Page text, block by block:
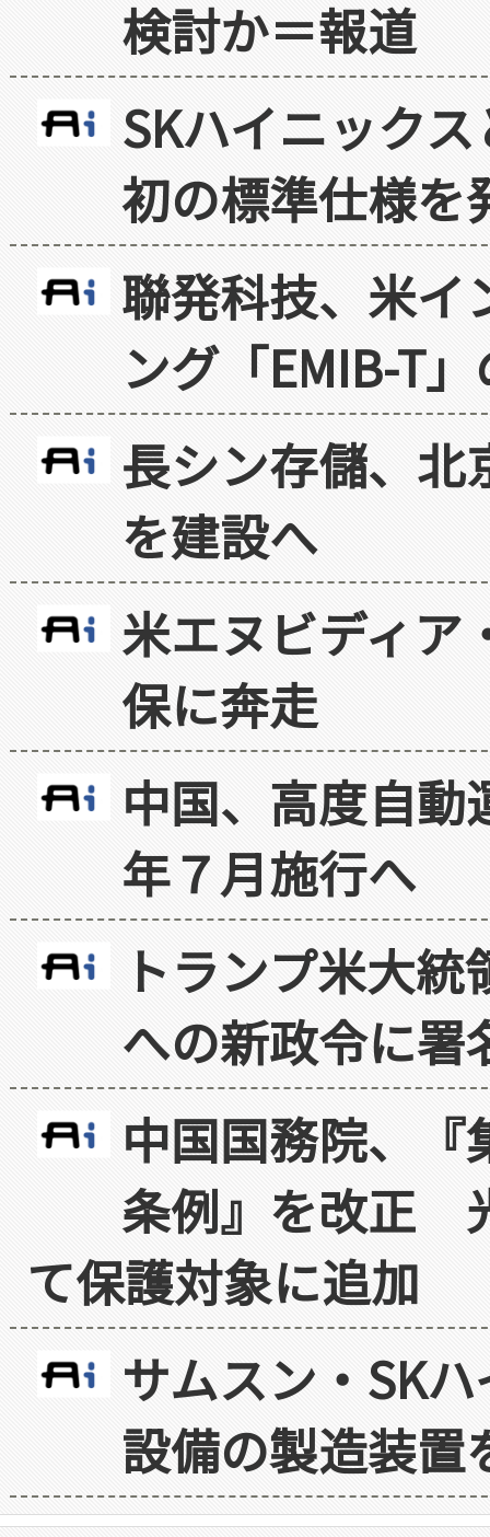
検討か＝報道
SKハイニック
初の標準仕様を
聯発科技、米イ
ング「EMIB-T
長シン存儲、北
を建設へ
米エヌビディア
保に奔走
中国、高度自
年７月施行へ
トランプ米大
への新政令に署
中国国務院、
条例』を改正
て保護対象に追加
サムスン・SK
設備の製造装置